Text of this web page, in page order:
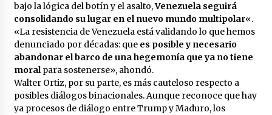
bajo la lógica del botín y el asalto,Venezuela seguirá
consolidando su lugar en el nuevo mundo multipolar«.
«La resistencia de Venezuela está validando lo que hemos
denunciado por décadas: que es posible y necesario
abandonar el barco de una hegemonía que ya no tiene
moralpara sostenerse», ahondó.
Walter Ortiz, por su parte, es más cauteloso respecto a
posibles diálogos binacionales. Aunque reconoce que hay
ya procesos de diálogo entre Trump y Maduro, los